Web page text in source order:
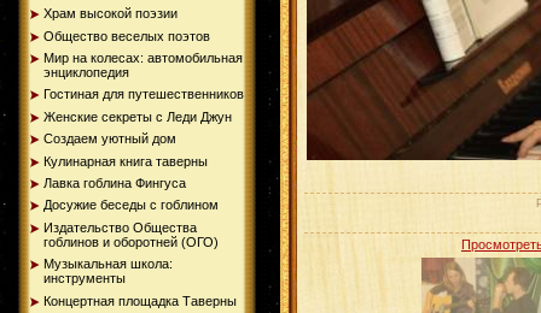
Храм высокой поэзии
Общество веселых поэтов
Мир на колесах: автомобильная
энциклопедия
Гостиная для путешественников
Женские секреты с Леди Джун
Создаем уютный дом
Кулинарная книга таверны
Лавка гоблина Фингуса
Досужие беседы с гоблином
Издательство Общества
гоблинов и оборотней (ОГО)
Музыкальная школа:
инструменты
Концертная площадка Таверны